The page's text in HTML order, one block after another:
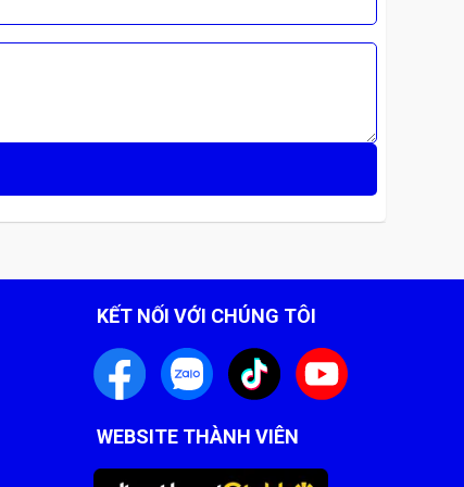
KẾT NỐI VỚI CHÚNG TÔI
WEBSITE THÀNH VIÊN